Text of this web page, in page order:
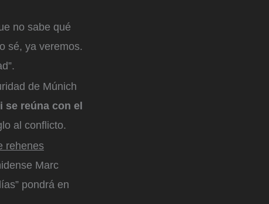
no sabe qué
sé, ya veremos.
de Múnich
se reúna con el
al conflicto.
rehenes
Marc
pondrá en